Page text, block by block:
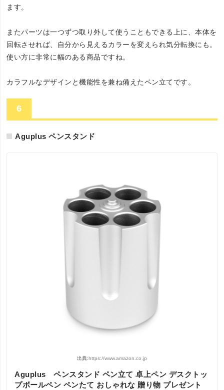
ます。
またパーツは一つずつ取り外して使うこともできる上に、本体を
回転させれば、自分から見えるカラーを変えられ気分転換にも。
使い方に非常に幅のある商品ですね。
カラフルなデザインと機能性を兼ね備えたペン立てです。
6
Aguplus ペンスタンド
出典:https://www.amazon.co.jp
Aguplus ペンスタンド ペン立て 卓上ペン デスクトッ
プボールペン ペンたて おしゃれな 贈り物 プレゼント